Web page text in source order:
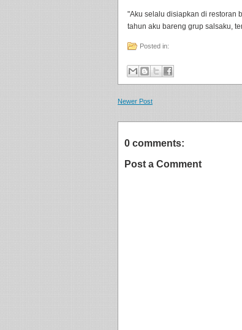
"Aku selalu disiapkan di restoran
tahun aku bareng grup salsaku,
Posted in:
Newer Post
0 comments:
Post a Comment